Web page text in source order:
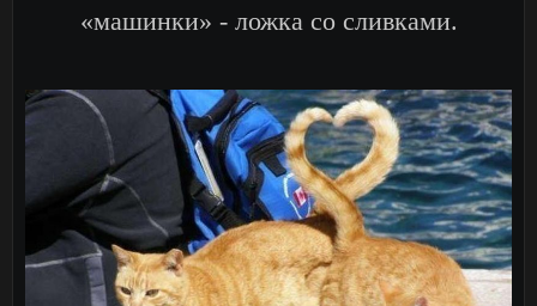
«машинки» - ложка со сливками.